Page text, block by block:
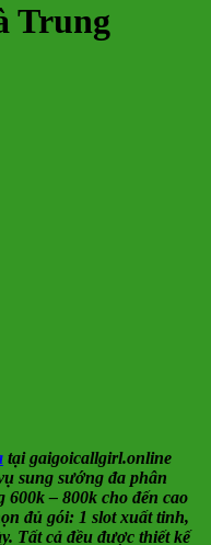
Trung
tại gaigoicallgirl.online
sung sướng đa phân
– 800k cho đến cao
đủ gói: 1 slot xuất tinh,
Tất cả đều được thiết kế